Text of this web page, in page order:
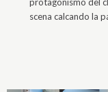
scena calcando la